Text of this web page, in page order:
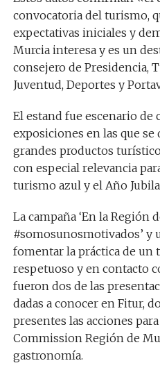
convocatoria del turismo,
expectativas iniciales y
Murcia interesa y es un
consejero de Presidencia,
Juventud, Deportes y
El estand fue escenario de
exposiciones en las que
grandes productos
con especial relevancia
turismo azul y el Año
La campaña ‘En la Región
#somosunosmotivados’ y
fomentar la práctica de un
respetuoso y en contacto
fueron dos de las
dadas a conocer en Fitur,
presentes las acciones
Commission Región de
gastronomía.